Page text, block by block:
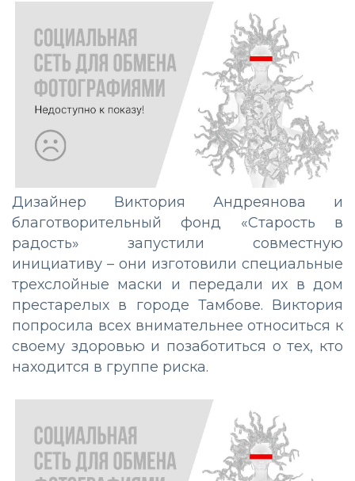
Дизайнер Виктория Андреянова и
благотворительный фонд «Старость в
радость» запустили совместную
инициативу – они изготовили специальные
трехслойные маски и передали их в дом
престарелых в городе Тамбове. Виктория
попросила всех внимательнее относиться к
своему здоровью и позаботиться о тех, кто
находится в группе риска.